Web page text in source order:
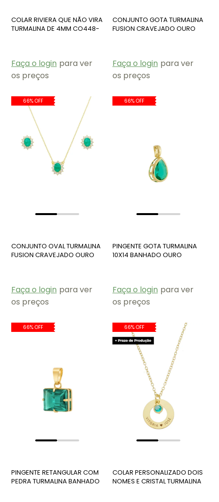
COLAR RIVIERA QUE NÃO VIRA
TURMALINA DE 4MM CO448-
Faça o login para ver
os preços
CONJUNTO GOTA TURMALINA
FUSION CRAVEJADO OURO
Faça o login para ver
os preços
66% OFF
CONJUNTO OVAL TURMALINA
FUSION CRAVEJADO OURO
Faça o login para ver
os preços
66% OFF
PINGENTE GOTA TURMALINA
10X14 BANHADO OURO
Faça o login para ver
os preços
66% OFF
PINGENTE RETANGULAR COM
PEDRA TURMALINA BANHADO
66% OFF
COLAR PERSONALIZADO DOIS
NOMES E CRISTAL TURMALINA